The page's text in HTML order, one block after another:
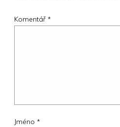
Komentář *
Jméno *